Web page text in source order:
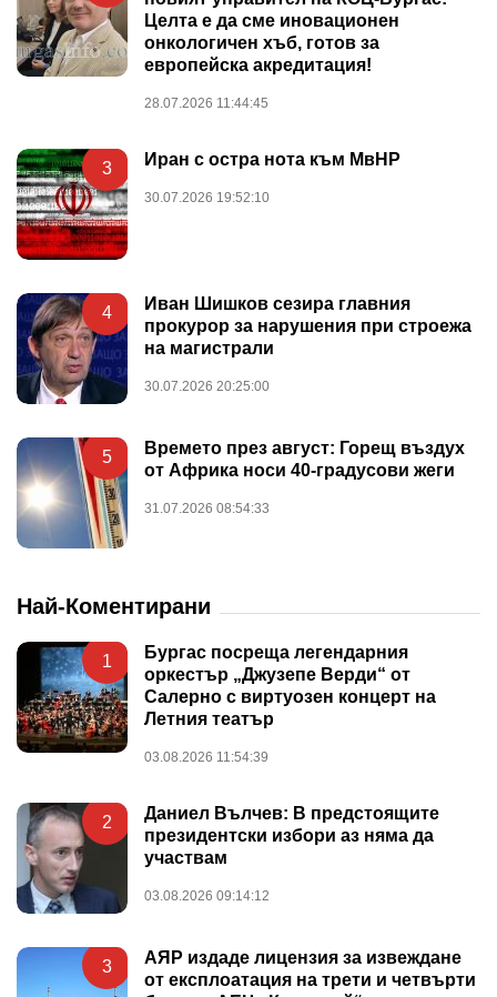
Целта е да сме иновационен
онкологичен хъб, готов за
европейска акредитация!
28.07.2026 11:44:45
3 Иран с остра нота към МвНР
30.07.2026 19:52:10
4
Иван Шишков сезира главния
прокурор за нарушения при строежа
на магистрали
30.07.2026 20:25:00
5
Времето през август: Горещ въздух
от Африка носи 40-градусови жеги
31.07.2026 08:54:33
Най-Коментирани
1
Бургас посреща легендарния
оркестър „Джузепе Верди“ от
Салерно с виртуозен концерт на
Летния театър
03.08.2026 11:54:39
2
Даниел Вълчев: В предстоящите
президентски избори аз няма да
участвам
03.08.2026 09:14:12
3
АЯР издаде лицензия за извеждане
от експлоатация на трети и четвърти